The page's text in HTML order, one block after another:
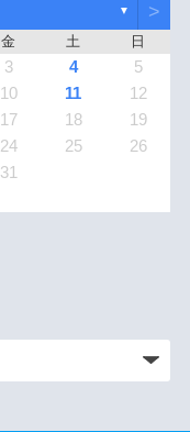
▼ >
金 土 日
3 4
5
10 11
12
17 18
19
24 25
26
31